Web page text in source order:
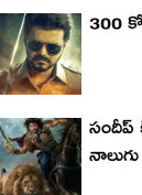
300
సందీప్